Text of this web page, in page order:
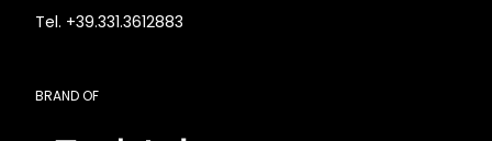
Tel. +39.331.3612883
BRAND OF